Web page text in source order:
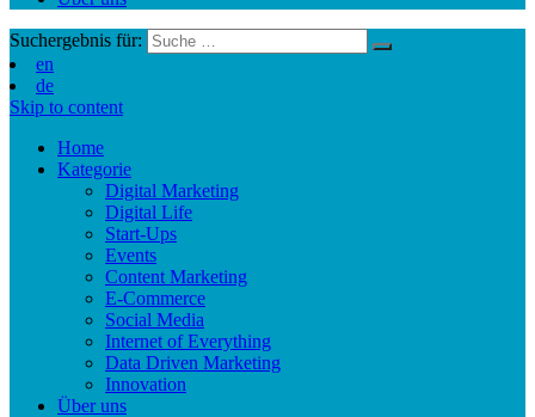
Suchergebnis für:
en
de
Skip to content
Home
Kategorie
Digital Marketing
Digital Life
Start-Ups
Events
Content Marketing
E-Commerce
Social Media
Internet of Everything
Data Driven Marketing
Innovation
Über uns